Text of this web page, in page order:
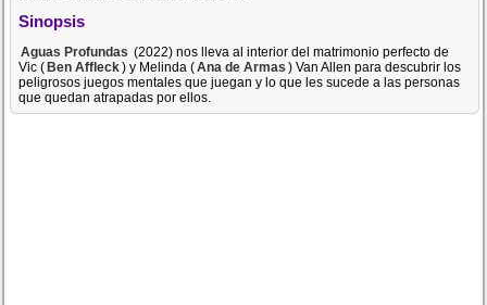
Sinopsis
Aguas Profundas (2022) nos lleva al interior del matrimonio perfecto de
Vic (Ben Affleck) y Melinda (Ana de Armas ) Van Allen para descubrir los
peligrosos juegos mentales que juegan y lo que les sucede a las personas
que quedan atrapadas por ellos.